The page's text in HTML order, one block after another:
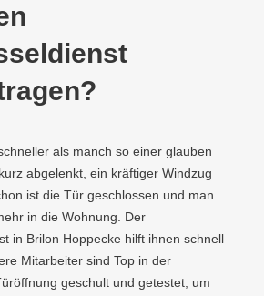
als manch so einer glauben
abgelenkt, ein kräftiger Windzug
ist die Tür geschlossen und man
in die Wohnung. Der
in Brilon Hoppecke hilft ihnen schnell
Mitarbeiter sind Top in der
geschult und getestet, um